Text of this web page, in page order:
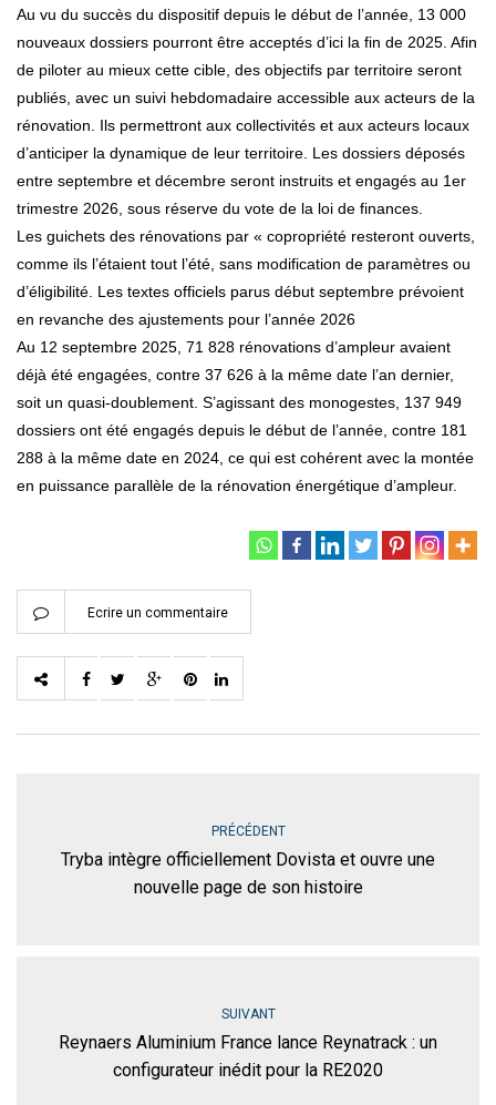
Au vu du succès du dispositif depuis le début de l’année, 13 000
nouveaux dossiers pourront être acceptés d’ici la fin de 2025. Afin
de piloter au mieux cette cible, des objectifs par territoire seront
publiés, avec un suivi hebdomadaire accessible aux acteurs de la
rénovation. Ils permettront aux collectivités et aux acteurs locaux
d’anticiper la dynamique de leur territoire. Les dossiers déposés
entre septembre et décembre seront instruits et engagés au 1er
trimestre 2026, sous réserve du vote de la loi de finances.
Les guichets des rénovations par « copropriété resteront ouverts,
comme ils l’étaient tout l’été, sans modification de paramètres ou
d’éligibilité. Les textes officiels parus début septembre prévoient
en revanche des ajustements pour l’année 2026
Au 12 septembre 2025, 71 828 rénovations d’ampleur avaient
déjà été engagées, contre 37 626 à la même date l’an dernier,
soit un quasi-doublement. S’agissant des monogestes, 137 949
dossiers ont été engagés depuis le début de l’année, contre 181
288 à la même date en 2024, ce qui est cohérent avec la montée
en puissance parallèle de la rénovation énergétique d’ampleur.
Ecrire un commentaire
PRÉCÉDENT
Tryba intègre officiellement Dovista et ouvre une
nouvelle page de son histoire
SUIVANT
Reynaers Aluminium France lance Reynatrack : un
configurateur inédit pour la RE2020